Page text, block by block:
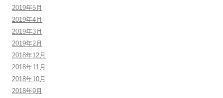
2019年5月
2019年4月
2019年3月
2019年2月
2018年12月
2018年11月
2018年10月
2018年9月